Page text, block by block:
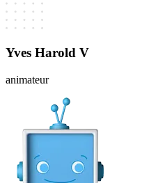
Yves Harold V
animateur